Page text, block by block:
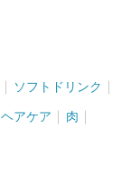
ソフトドリンク
ヘアケア 肉